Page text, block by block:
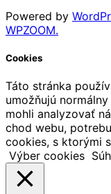
Powered by
WPZOOM.
Cookies
Táto stránka
umožňujú
mohli analyzovať
chod webu,
cookies, s ktorými
Výber cookies